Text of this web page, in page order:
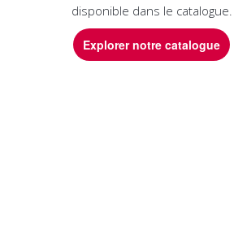
disponible dans le catalogue.
Explorer notre catalogue